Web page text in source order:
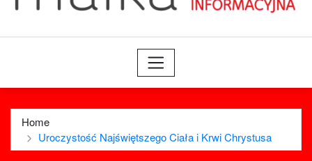
Home
Uroczystość Najświętszego Ciała i Krwi Chrystusa